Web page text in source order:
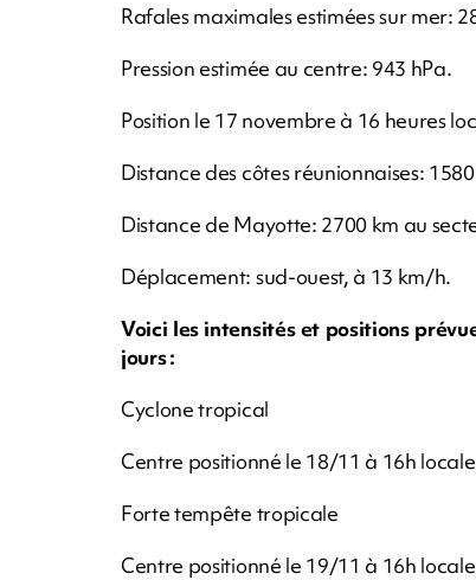
Rafales maximales estimées sur mer:
Pression estimée au centre: 943 hPa.
Position le 17 novembre à 16 heures
Distance des côtes réunionnaises:
Distance de Mayotte: 2700 km au
Déplacement: sud-ouest, à 13 km/h.
Voici les intensités et positions
jours :
Cyclone tropical
Centre positionné le 18/11 à 16h
Forte tempête tropicale
Centre positionné le 19/11 à 16h